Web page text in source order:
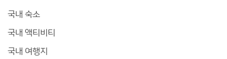
국내 숙소
국내 액티비티
국내 여행지